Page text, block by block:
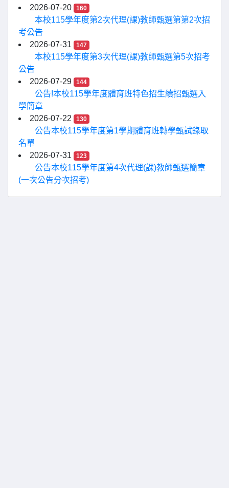
2026-07-20
160
本校115學年度第2次代理(課)教師甄選第第2次招
考公告
2026-07-31
147
本校115學年度第3次代理(課)教師甄選第5次招考
公告
2026-07-29
144
公告!本校115學年度體育班特色招生續招甄選入
學簡章
2026-07-22
130
公告本校115學年度第1學期體育班轉學甄試錄取
名單
2026-07-31
123
公告本校115學年度第4次代理(課)教師甄選簡章
(一次公告分次招考)